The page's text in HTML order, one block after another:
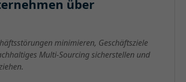
über
minimieren, Geschäftsziele
Multi-Sourcing sicherstellen und